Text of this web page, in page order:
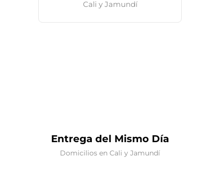
Cali y Jamundí
Entrega del Mismo Día
Domicilios en Cali y Jamundí